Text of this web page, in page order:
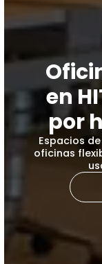
en
por
Espacios
oficinas